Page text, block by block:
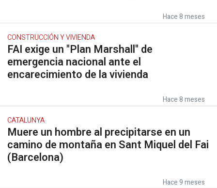
Hace 8 meses
CONSTRUCCIÓN Y VIVIENDA
FAI exige un "Plan Marshall" de
emergencia nacional ante el
encarecimiento de la vivienda
Hace 8 meses
CATALUNYA
Muere un hombre al precipitarse en un
camino de montaña en Sant Miquel del Fai
(Barcelona)
Hace 9 meses